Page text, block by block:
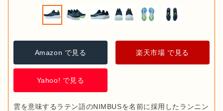
Amazon で見る 楽天市場 で見る
Yahoo! で見る
雲を意味するラテン語のNIMBUSを名前に採用したランニン